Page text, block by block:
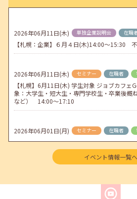
2026年04月02日(木) jobcafeからのお知らせ
2026年06月11日(木) 単独企業説明会 在職
【札幌：企業】６月４日(木)14:00～15:30
2026年06月11日(木) セミナー 在職者
【札幌】6月11日(木) 学生対象 ジョブカフ
象：大学生・短大生・専門学校生・卒業後概
など） 14:00～17:10
2026年06月01日(月) セミナー 在職者
【函館・対面】6月3日（水）就勝塾 就活ス
【帯広・対面】6月5日（金）就勝塾 求人票
イベント情報一覧へ